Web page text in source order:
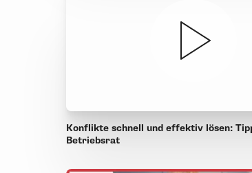
Konflikte schnell und effektiv lösen:
Betriebsrat